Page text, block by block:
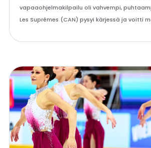
vapaaohjelmakilpailu oli vahvempi,
Les Suprêmes (CAN) pysyi kärjessä ja voitti